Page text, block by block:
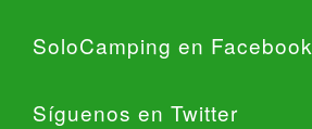
SoloCamping en Facebook
Síguenos en Twitter